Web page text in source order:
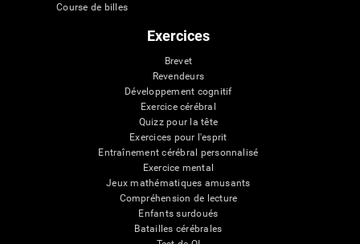
Course de billes
Exercices
Brevet
Revendeurs
Développement cognitif
Exercice cérébral
Quizz pour la tête
Exercices pour l'esprit
Entraînement cérébral personnalisé
Exercice mental
Jeux mathématiques amusants
Compréhension de lecture
Enfants surdoués
Batailles cérébrales